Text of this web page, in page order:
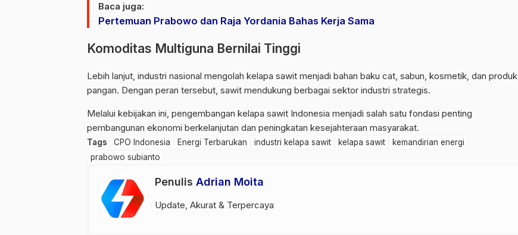
Baca juga:
Pertemuan Prabowo dan Raja Yordania Bahas Kerja Sama
Komoditas Multiguna Bernilai Tinggi
Lebih lanjut, industri nasional mengolah kelapa sawit menjadi bahan baku cat, sabun, kosmetik, dan produk
pangan. Dengan peran tersebut, sawit mendukung berbagai sektor industri strategis.
Melalui kebijakan ini, pengembangan kelapa sawit Indonesia menjadi salah satu fondasi penting
pembangunan ekonomi berkelanjutan dan peningkatan kesejahteraan masyarakat.
Tags CPO Indonesia Energi Terbarukan industri kelapa sawit kelapa sawit
kemandirian energi
prabowo subianto
Penulis Adrian Moita
Update, Akurat & Terpercaya